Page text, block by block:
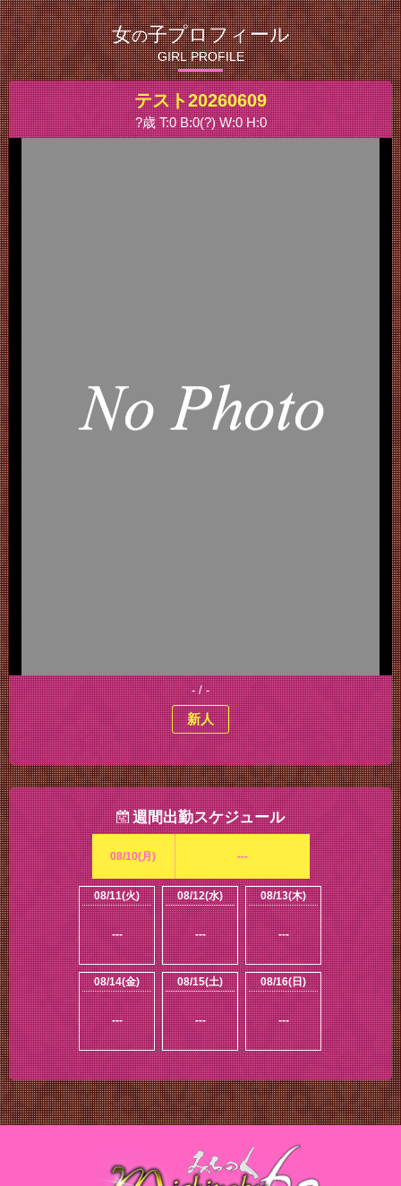
女の子プロフィール
GIRL PROFILE
テスト20260609
?歳 T:0 B:0(?) W:0 H:0
- / -
新人
週間出勤スケジュール
08/10(月) ---
08/11(火)
---
08/12(水)
---
08/13(木)
---
08/14(金)
---
08/15(土)
---
08/16(日)
---